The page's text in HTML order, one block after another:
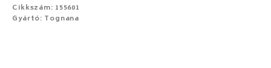
Cikkszám: 155601
Gyártó: Tognana